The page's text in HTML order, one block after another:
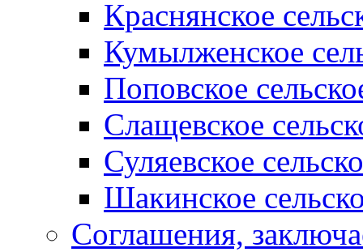
Краснянское
Кумылженское
Поповское
Слащевское
Суляевское
Шакинское
Соглашения,